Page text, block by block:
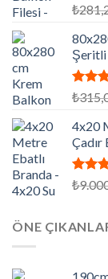
5
oy
aldı
₺
Şeritli
5
oy
aldı
₺
4x20
Çadır
5
₺
ÖNE